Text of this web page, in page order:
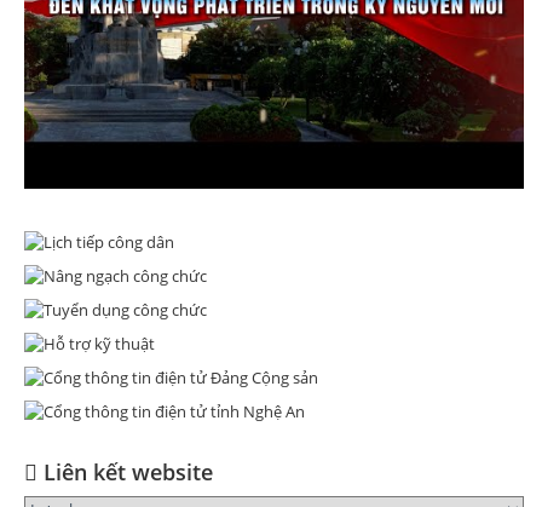
Liên kết website